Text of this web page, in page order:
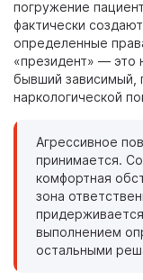
погружение
фактически
определенные
«президент» — это
бывший зависимый,
наркологической
Агрессивное
принимается.
комфортная
зона
выполнением
остальными